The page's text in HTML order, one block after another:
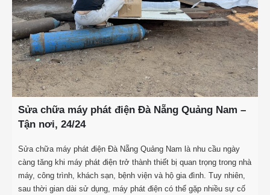
Sửa chữa máy phát điện Đà Nẵng Quảng Nam –
Tận nơi, 24/24
Sửa chữa máy phát điện Đà Nẵng Quảng Nam là nhu cầu ngày
càng tăng khi máy phát điện trở thành thiết bị quan trọng trong nhà
máy, công trình, khách sạn, bệnh viện và hộ gia đình. Tuy nhiên,
sau thời gian dài sử dụng, máy phát điện có thể gặp nhiều sự cố